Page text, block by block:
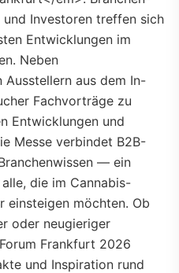
Investoren treffen sich
Entwicklungen im
Neben
aus dem In-
Fachvorträge zu
Entwicklungen und
Messe verbindet B2B-
— ein
die im Cannabis-
einsteigen möchten. Ob
oder neugieriger
Frankfurt 2026
und Inspiration rund